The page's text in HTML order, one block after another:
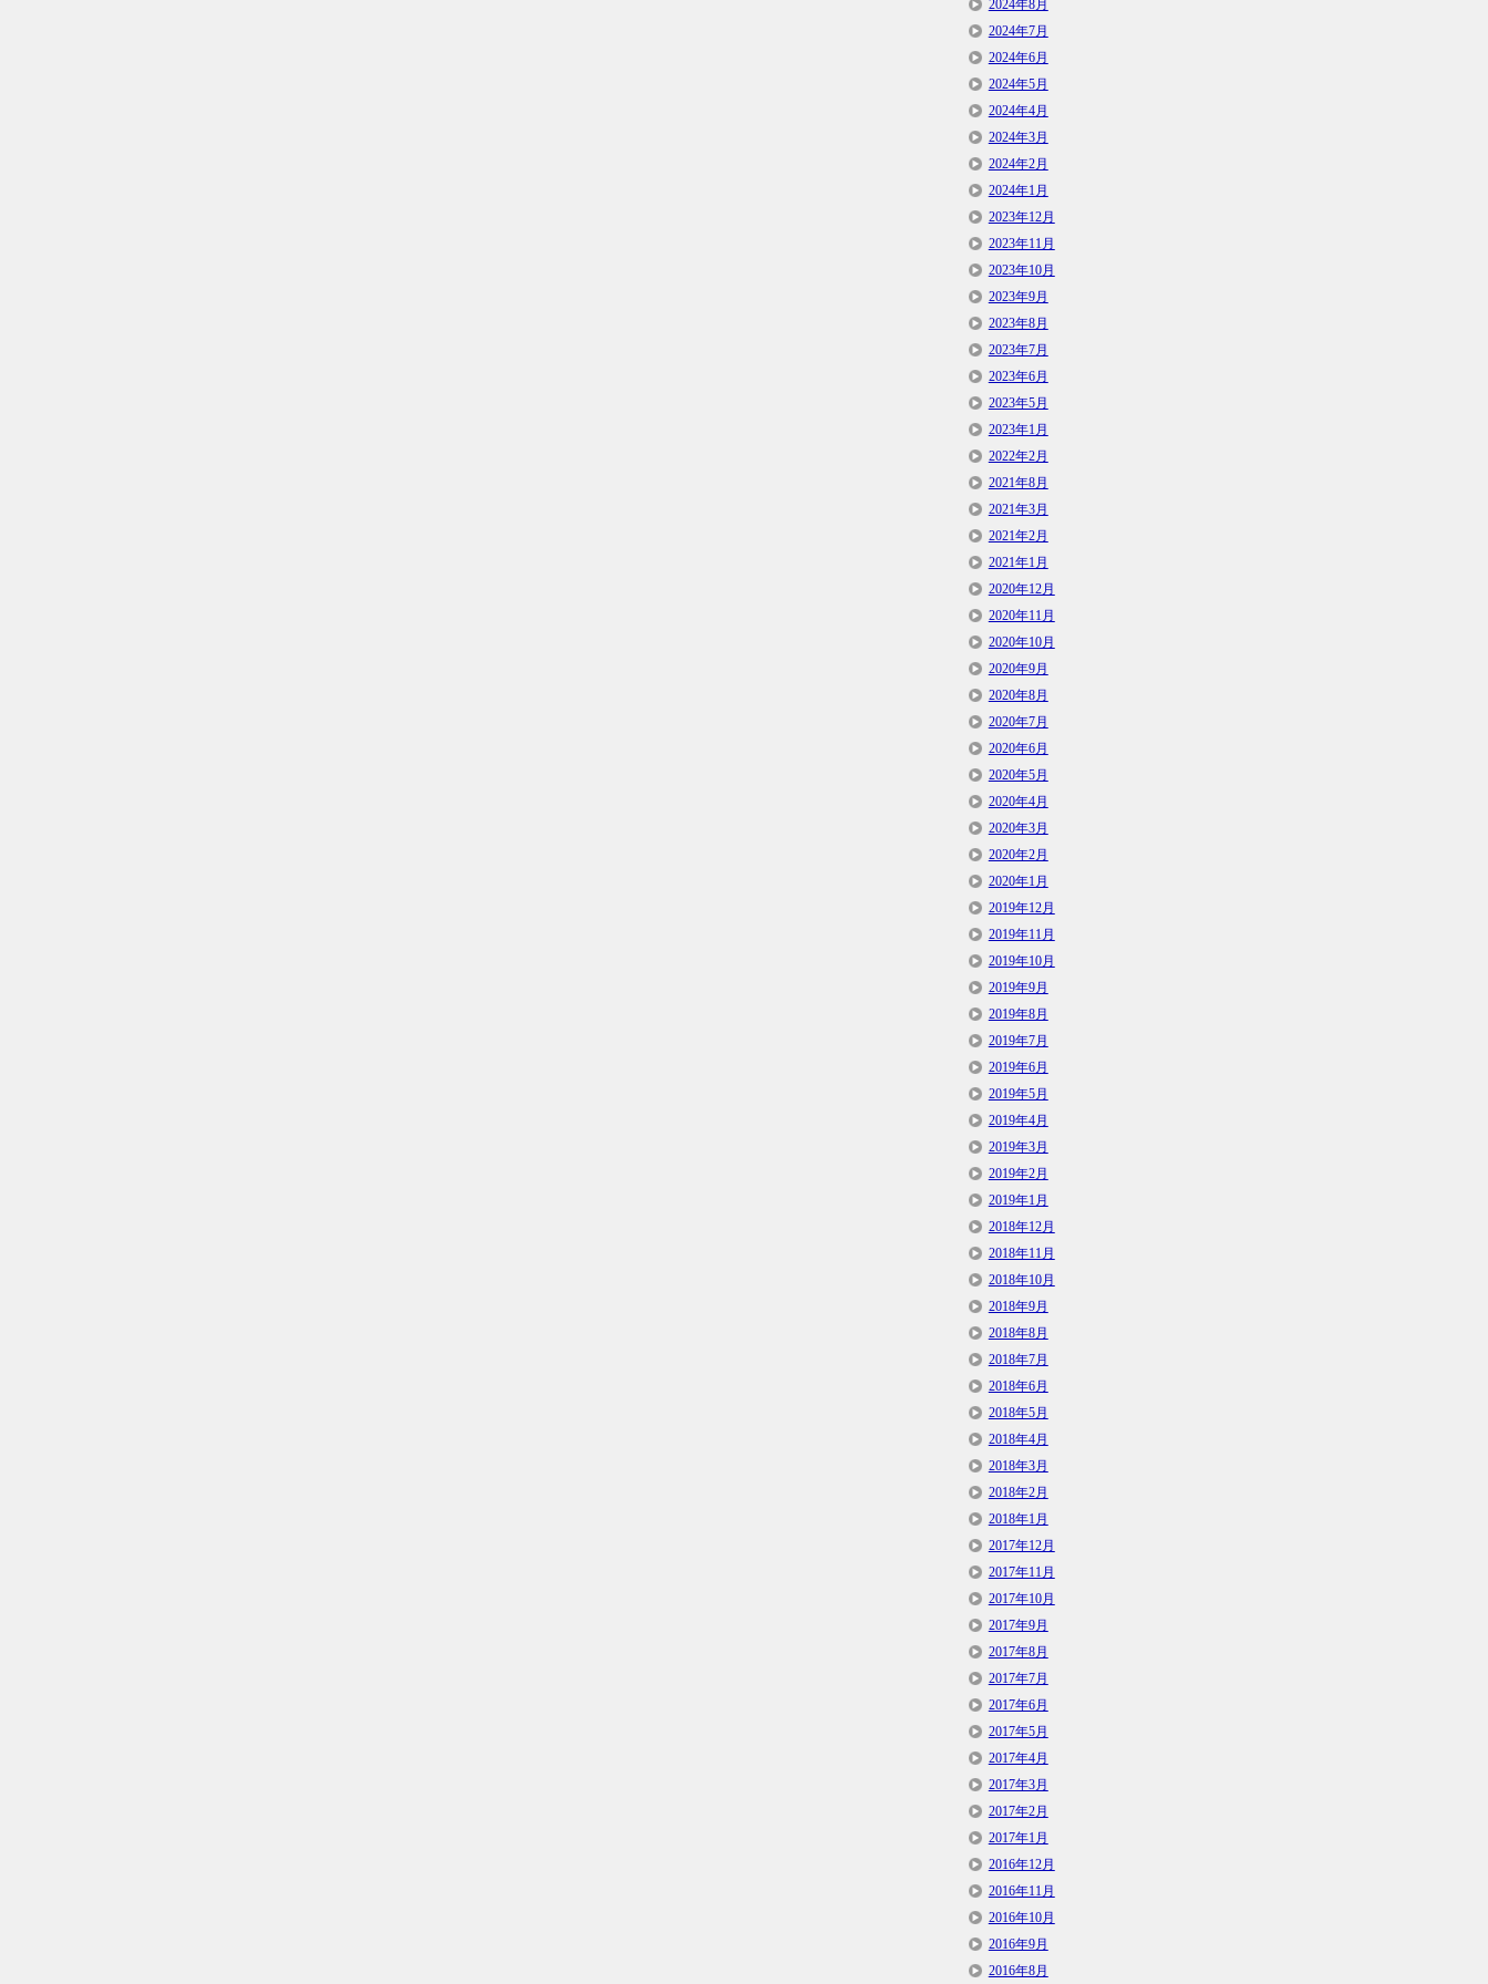
2024年8月
2024年7月
2024年6月
2024年5月
2024年4月
2024年3月
2024年2月
2024年1月
2023年12月
2023年11月
2023年10月
2023年9月
2023年8月
2023年7月
2023年6月
2023年5月
2023年1月
2022年2月
2021年8月
2021年3月
2021年2月
2021年1月
2020年12月
2020年11月
2020年10月
2020年9月
2020年8月
2020年7月
2020年6月
2020年5月
2020年4月
2020年3月
2020年2月
2020年1月
2019年12月
2019年11月
2019年10月
2019年9月
2019年8月
2019年7月
2019年6月
2019年5月
2019年4月
2019年3月
2019年2月
2019年1月
2018年12月
2018年11月
2018年10月
2018年9月
2018年8月
2018年7月
2018年6月
2018年5月
2018年4月
2018年3月
2018年2月
2018年1月
2017年12月
2017年11月
2017年10月
2017年9月
2017年8月
2017年7月
2017年6月
2017年5月
2017年4月
2017年3月
2017年2月
2017年1月
2016年12月
2016年11月
2016年10月
2016年9月
2016年8月